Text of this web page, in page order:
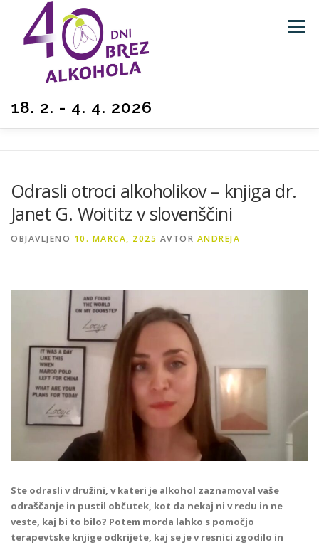
vsebino
18. 2. - 4. 4. 2026
Meni
BLOG POMOČ NATEČAJ TEST
Odrasli otroci alkoholikov – knjiga dr.
Janet G. Woititz v slovenščini
OBJAVLJENO 10. MARCA, 2025 AVTOR ANDREJA
Ste odrasli v družini, v kateri je alkohol zaznamoval vaše
odraščanje in pustil občutek, kot da nekaj ni v redu in ne
veste, kaj bi to bilo? Potem morda lahko s pomočjo
terapevtske knjige odkrijete, kaj se je v resnici zgodilo in